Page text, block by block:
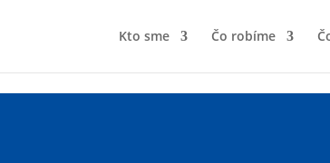
Kto sme
Čo robíme